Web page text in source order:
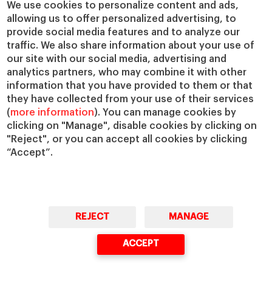
We use cookies to personalize content and ads,
allowing us to offer personalized advertising, to
provide social media features and to analyze our
traffic. We also share information about your use of
our site with our social media, advertising and
analytics partners, who may combine it with other
information that you have provided to them or that
they have collected from your use of their services
(more information). You can manage cookies by
clicking on "Manage", disable cookies by clicking on
"Reject", or you can accept all cookies by clicking
“Accept”.
REJECT MANAGE
ACCEPT